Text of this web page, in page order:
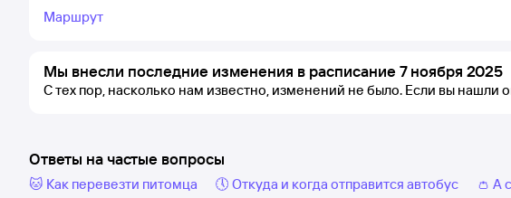
Маршрут
Мы внесли последние изменения в расписание 7 ноября 2025
С тех пор, насколько нам известно, изменений не было. Если вы нашли
Ответы на частые вопросы
🐱 Как перевезти питомца 🕔 Откуда и когда отправится автобус
👛 А